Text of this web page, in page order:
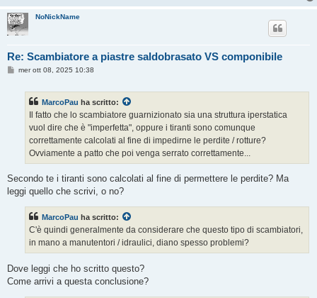
NoNickName
Re: Scambiatore a piastre saldobrasato VS componibile
Mmer ott 08, 2025 10:38
MarcoPau ha scritto:
Il fatto che lo scambiatore guarnizionato sia una struttura iperstatica
vuol dire che è "imperfetta", oppure i tiranti sono comunque
correttamente calcolati al fine di impedirne le perdite / rotture?
Ovviamente a patto che poi venga serrato correttamente...
Secondo te i tiranti sono calcolati al fine di permettere le perdite? Ma
leggi quello che scrivi, o no?
MarcoPau ha scritto:
C'è quindi generalmente da considerare che questo tipo di scambiatori,
in mano a manutentori / idraulici, diano spesso problemi?
Dove leggi che ho scritto questo?
Come arrivi a questa conclusione?